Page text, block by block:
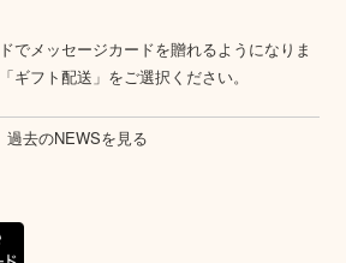
でメッセージカードを贈れるようになりま
ギフト配送」をご選択ください。
過去のNEWSを見る